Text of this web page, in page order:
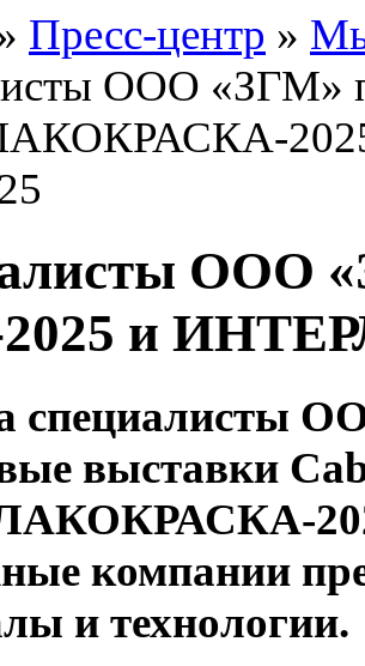
Пресс-центр »
ООО «ЗГМ»
ООО
2025 и
специалисты
выставки
компании
и технологии.